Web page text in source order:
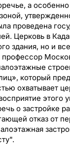
а особенно
проведена
Церковь в
здания, но и
который
охватывает
этого
о застройке
отказ от